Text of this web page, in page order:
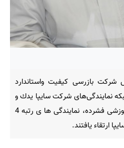
شركت بازرسی كیفیت واستاندارد
شبكه نمایندگی‌های شركت سایپا یدك و
همچنین برگزاری دوره‌های آموزشی فشرده، نمایندگی ها ی رتبه 4
ارتقاء یافتند.